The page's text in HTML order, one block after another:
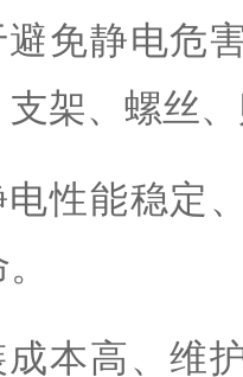
避免静电危
架、螺丝
电性能稳定
成本高、维